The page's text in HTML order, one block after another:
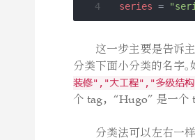
4
series =
这一步主要是告诉
分类下面小分类的名字
装修","大工程","多级结
个 tag，“Hugo” 是一个
分类法可以左右一